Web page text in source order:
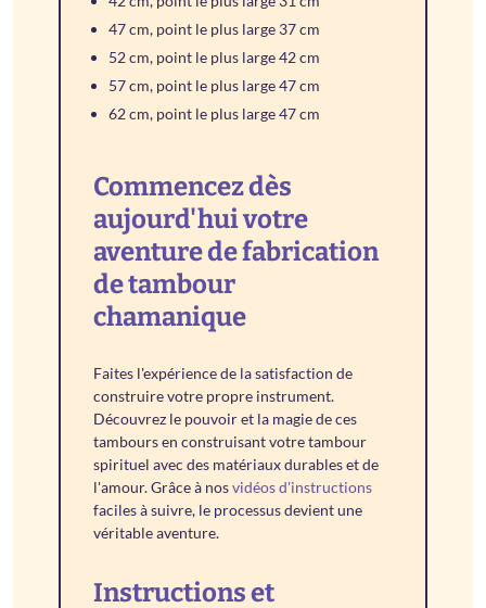
47 cm, point le plus large 37 cm
52 cm, point le plus large 42 cm
57 cm, point le plus large 47 cm
62 cm, point le plus large 47 cm
Commencez dès
aujourd'hui votre
aventure de fabrication
de tambour
chamanique
Faites l'expérience de la satisfaction de
construire votre propre instrument.
Découvrez le pouvoir et la magie de ces
tambours en construisant votre tambour
spirituel avec des matériaux durables et de
l'amour. Grâce à nosvidéos d'instructions
faciles à suivre, le processus devient une
véritable aventure.
Instructions et